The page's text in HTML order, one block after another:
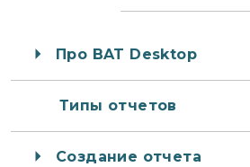
Про BAT Desktop
Типы отчетов
Создание отчета